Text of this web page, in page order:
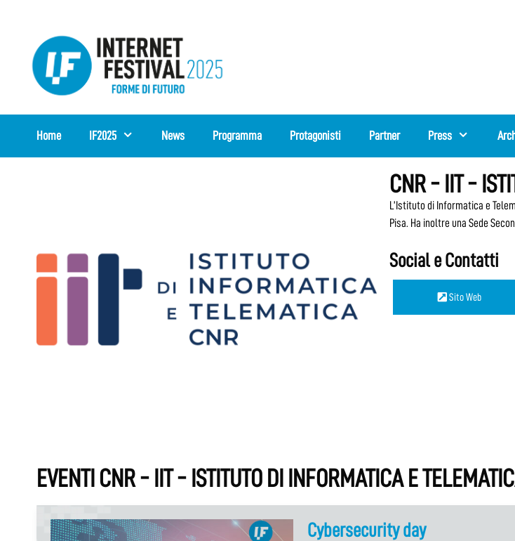
contenuto
Home IF2025 News Programma Protagonisti Partner Press
CNR - IIT -
L’Istituto di Informatica e
Pisa. Ha inoltre una Sede
Social e Contatti
Sito Web
EVENTI CNR - IIT - ISTITUTO DI INFORMATICA E
Cybersecurity day